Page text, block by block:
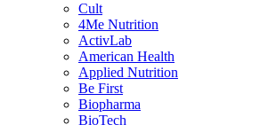
Cult
4Me Nutrition
ActivLab
American Health
Applied Nutrition
Be First
Biopharma
BioTech